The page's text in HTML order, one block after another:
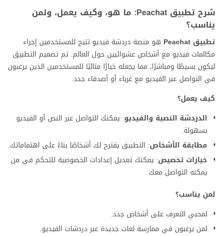
شرح تطبيق Peachat: ما هو، وكيف يعمل، ولمن
يناسب؟
تطبيق Peachat
هو منصة دردشة فيديو تتيح للمستخدمين إجراء
مكالمات فيديو مع أشخاص عشوائيين حول العالم. تم تصميم التطبيق
ليكون بسيطًا ومباشرًا، مما يجعله خيارًا مثاليًا للمستخدمين الذين يرغبون
في التواصل عبر الفيديو مع غرباء أو أصدقاء جدد.
كيف يعمل؟
الدردشة النصية والفيديو: يمكنك التواصل عبر النص أو الفيديو
بسهولة.
مطابقة الأشخاص: التطبيق يقترح لك أشخاصًا بناءً على اهتماماتك.
خيارات تخصيص: يمكنك تعديل إعدادات الخصوصية للتحكم في من
يمكنه التواصل معك.
لمن يناسب؟
لمحبي التعرف على أشخاص جدد.
لمن يرغبون في ممارسة لغات جديدة عبر دردشات الفيديو.